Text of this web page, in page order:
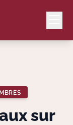
Lang
sur